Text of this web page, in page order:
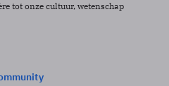
tot onze cultuur, wetenschap